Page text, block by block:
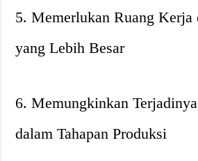
5. Memerlukan Ruang Kerja
yang Lebih Besar
6. Memungkinkan
dalam Tahapan Produksi